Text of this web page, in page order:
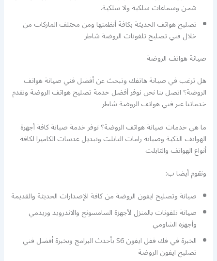
شحن وسماعات سلكية ولا سلكية.
تصليح هواتف الحديثة بكافة أنظمتها ومن مختلف الماركات من
خلال فني تصليح تلفونات الروضة شاطر
صيانة هواتف الروضة
هل ترغب في صيانة هاتفك وتبحث عن أفضل فني صيانة هواتف
الروضة؟ اتصل بنا نحن نوفر أفضل خدمة تصليح هواتف الروضة ونقدم
خدماتنا عبر فني هواتف الروضة شاطر
ما هي خدمات صيانة هواتف الروضة؟ نوفر خدمة صيانة كافة أجهزة
الهواتف الذكية وصيانة رامات التابلت وتبديل عدسات الكاميرا لكافة
أنواع الهواتف والتابلت
ونقوم أيضا ب:
صيانة وتصليح ايفون الروضة من كافة الإصدارات الحديثة والقديمة
صيانة تلفونات بالمنزل لأجهزة السامسونج والاندرويد وريدمي
وأجهزة الشاومي
الخبرة في فك قفل ايفون S6 بأحدث البرامج وبخبرة أفضل فني
تصليح ايفون الروضة